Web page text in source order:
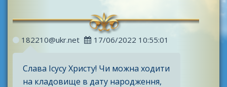
182210@ukr.net 17/06/2022 10:55:01
Слава Ісусу Христу! Чи можна ходити
на кладовище в дату народження,